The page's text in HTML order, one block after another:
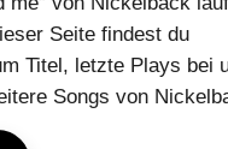
Seite findest du
Titel, letzte Plays bei
Songs von